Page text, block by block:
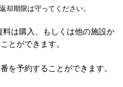
却期限は守ってください。
料は購入、もしくは他の施設か
とができます。
を予約することができます。